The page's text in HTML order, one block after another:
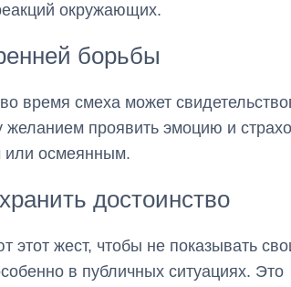
окружающих.
борьбы
время смеха может
желанием проявить эмоцию и
или осмеянным.
достоинство
этот жест, чтобы не показывать
в публичных ситуациях. Это